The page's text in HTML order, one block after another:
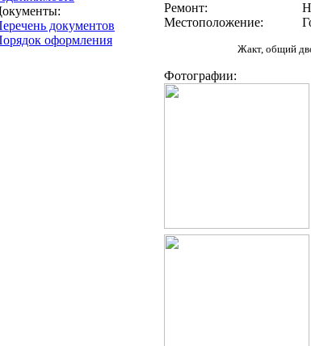
документов
оформления
Ремонт:
Местоположение:
Жакт, общий
Фотографии: